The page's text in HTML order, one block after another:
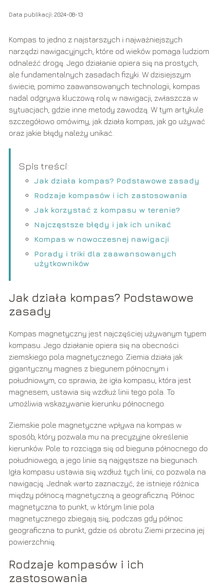
Data publikacji: 2024-08-13
Kompas to jedno z najstarszych i najważniejszych
narzędzi nawigacyjnych, które od wieków pomaga ludziom
odnaleźć drogę. Jego działanie opiera się na prostych,
ale fundamentalnych zasadach fizyki. W dzisiejszym
świecie, pomimo zaawansowanych technologii, kompas
nadal odgrywa kluczową rolę w nawigacji, zwłaszcza w
sytuacjach, gdzie inne metody zawodzą. W tym artykule
szczegółowo omówimy, jak działa kompas, jak go używać
oraz jakie błędy należy unikać.
Spis treści:
Jak działa kompas? Podstawowe zasady
Rodzaje kompasów i ich zastosowania
Jak korzystać z kompasu w terenie?
Najczęstsze błędy i jak ich unikać
Kompas w nowoczesnej nawigacji
Porady i triki dla zaawansowanych
użytkowników
Jak działa kompas? Podstawowe
zasady
Kompas magnetyczny jest najczęściej używanym typem
kompasu. Jego działanie opiera się na obecności
ziemskiego pola magnetycznego. Ziemia działa jak
gigantyczny magnes z biegunem północnym i
południowym, co sprawia, że igła kompasu, która jest
magnesem, ustawia się wzdłuż linii tego pola. To
umożliwia wskazywanie kierunku północnego.
Ziemskie pole magnetyczne wpływa na kompas w
sposób, który pozwala mu na precyzyjne określenie
kierunków. Pole to rozciąga się od bieguna północnego do
południowego, a jego linie są najgęstsze na biegunach.
Igła kompasu ustawia się wzdłuż tych linii, co pozwala na
nawigację. Jednak warto zaznaczyć, że istnieje różnica
między północą magnetyczną a geograficzną. Północ
magnetyczna to punkt, w którym linie pola
magnetycznego zbiegają się, podczas gdy północ
geograficzna to punkt, gdzie oś obrotu Ziemi przecina jej
powierzchnię.
Rodzaje kompasów i ich
zastosowania